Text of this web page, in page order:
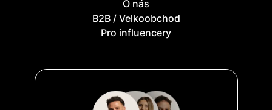
O nás
B2B / Velkoobchod
Pro influencery